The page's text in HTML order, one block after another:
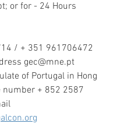
or for - 24 Hours
/ + 351 961706472
gec@mne.pt
of Portugal in Hong
number + 852 2587